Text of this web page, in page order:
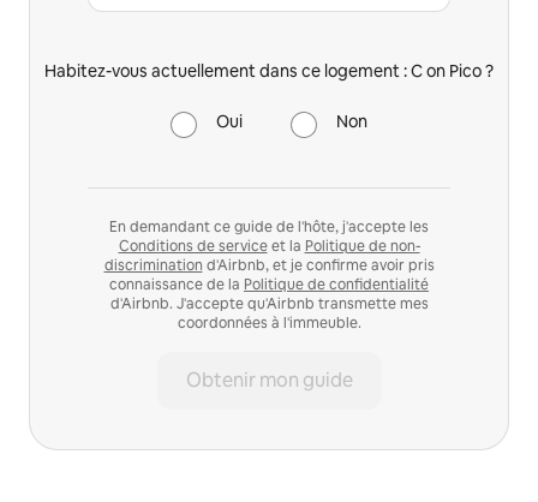
Habitez-vous actuellement dans ce logement : C on Pico ?
Oui Non
En demandant ce guide de l'hôte, j'accepte les
Conditions de serviceet la Politique de non-
discrimination d'Airbnb, et je confirme avoir pris
connaissance de la Politique de confidentialité
d'Airbnb. J'accepte qu'Airbnb transmette mes
coordonnées à l'immeuble.
Obtenir mon guide